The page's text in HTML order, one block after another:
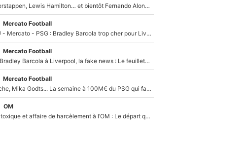
Max Verstappen, Lewis Hamilton… et bientôt Fernando Alonso ? Le classement des pilotes les mieux payés en Formule 1 risque de changer !
Mercato Football
EXCLU - Mercato - PSG : Bradley Barcola trop cher pour Liverpool
Mercato Football
PSG - Bradley Barcola à Liverpool, la fake news : Le feuilleton continue !
Mercato Football
Akliouche, Mika Godts... La semaine à 100M€ du PSG qui fait basculer le mercato du PSG !
OM
Climat toxique et affaire de harcèlement à l’OM : Le départ qui soulage le vestiaire de Bruno Genesio